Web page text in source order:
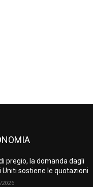
pregio, la domanda dagli
Uniti sostiene le quotazioni
2026